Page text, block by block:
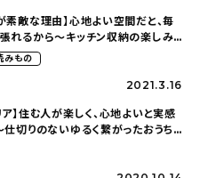
素敵な理由】心地よい空間だと、毎
れるから〜キッチン収納の楽しみ
さん）
みもの
2021.3.16
ア】住む人が楽しく、心地よいと実感
仕切りのないゆるく繋がったおうち